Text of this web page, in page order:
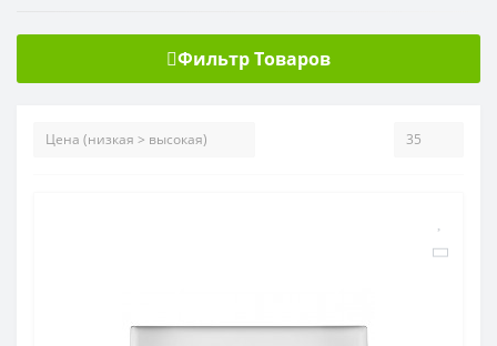
Фильтр Товаров